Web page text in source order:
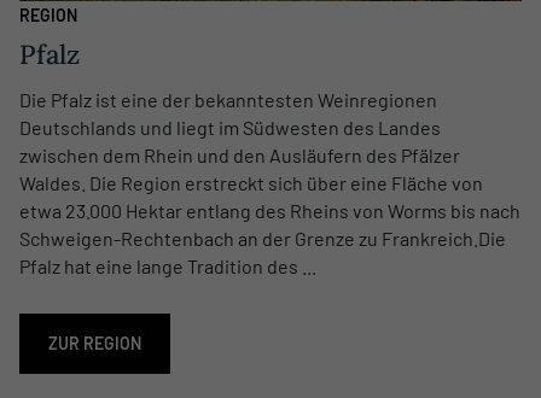
REGION
Pfalz
Die Pfalz ist eine der bekanntesten Weinregionen
Deutschlands und liegt im Südwesten des Landes
zwischen dem Rhein und den Ausläufern des Pfälzer
Waldes. Die Region erstreckt sich über eine Fläche von
etwa 23.000 Hektar entlang des Rheins von Worms bis nach
Schweigen-Rechtenbach an der Grenze zu Frankreich.Die
Pfalz hat eine lange Tradition des ...
ZUR REGION